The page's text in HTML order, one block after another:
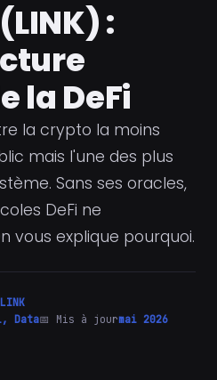
:
la DeFi
la crypto la moins
mais l'une des plus
Sans ses oracles,
DeFi ne
vous explique pourquoi.
Data📅 Mis à jourmai 2026